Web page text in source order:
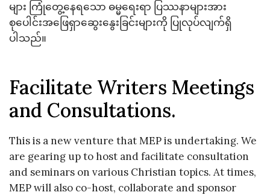
များ ကြုံတွေ့နေရသော ဓမ္မရေးရာ ပြဿနာများအား
စုပေါင်းအဖြေရှာဆွေးနွေးခြင်းများကို ပြုလုပ်လျက်ရှိ
ပါသည်။
Facilitate Writers Meetings
and Consultations.
​This is a new venture that MEP is undertaking. We
are gearing up to host and facilitate consultation
and seminars on various Christian topics. At times,
MEP will also co-host, collaborate and sponsor